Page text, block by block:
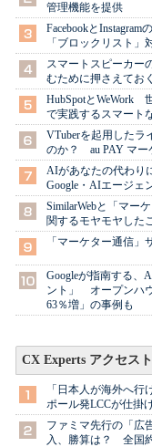
管理機能を提供
Facebookと
「ブロックリスト」
スマートスピーカー
むために押さえてお
HubSpotとWeWork
で実践するスマート
VTuberを起用したラ
のか？ au PAY マー
AIがあなたの代わ
Google・AIエージェ
SimilarWebと「マー
関するモヤモヤした
「マーケター通信
Googleが指南する、
ント」 オープンハ
63％増」の事例も
CX Experts アクセス
「日本人が海外へ
ポール発LCCが仕掛
ファミマ先行の「広
入、勝算は？ 全国